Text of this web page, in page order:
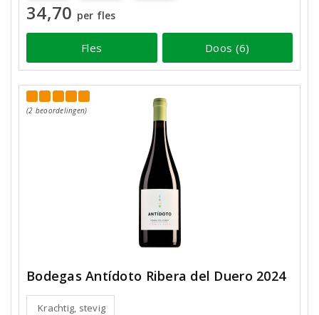
34,70 per fles
Fles Doos (6)
(2 beoordelingen)
Bodegas Antídoto Ribera del Duero 2024
Krachtig, stevig